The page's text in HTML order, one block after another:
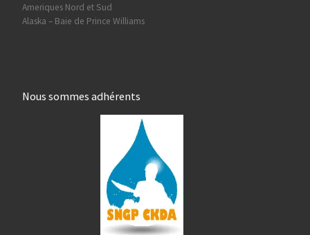
Ameriques Nord et Sud
Alaska – Baie de Prince Williams
Nous sommes adhérents